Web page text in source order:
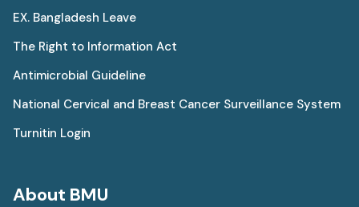
EX. Bangladesh Leave
The Right to Information Act
Antimicrobial Guideline
National Cervical and Breast Cancer Surveillance System
Turnitin Login
About BMU